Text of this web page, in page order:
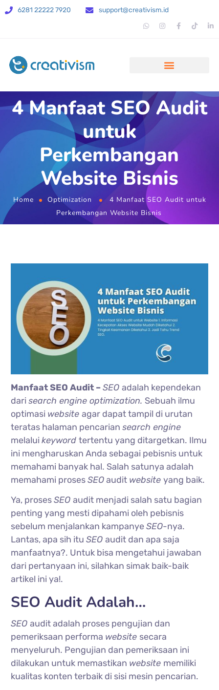
6281 22222 7920 support@creativism.id
4 Manfaat SEO Audit
untuk
Perkembangan
Website Bisnis
Home Optimization
4 Manfaat SEO Audit untuk
Perkembangan Website Bisnis
Manfaat SEO Audit –SEOadalah kependekan
darisearch engine optimization. Sebuah ilmu
optimasi websiteagar dapat tampil di urutan
teratas halaman pencariansearch engine
melaluikeywordtertentu yang ditargetkan. Ilmu
ini mengharuskan Anda sebagai pebisnis untuk
memahami banyak hal. Salah satunya adalah
memahami prosesSEOaudit websiteyang baik.
Ya, prosesSEOaudit menjadi salah satu bagian
penting yang mesti dipahami oleh pebisnis
sebelum menjalankan kampanyeSEO-nya.
Lantas, apa sih ituSEOaudit dan apa saja
manfaatnya?. Untuk bisa mengetahui jawaban
dari pertanyaan ini, silahkan simak baik-baik
artikel ini ya!.
SEO Audit Adalah…
SEOaudit adalah proses pengujian dan
pemeriksaan performa website secara
menyeluruh. Pengujian dan pemeriksaan ini
dilakukan untuk memastikan website memiliki
kualitas konten terbaik di sisi mesin pencarian.